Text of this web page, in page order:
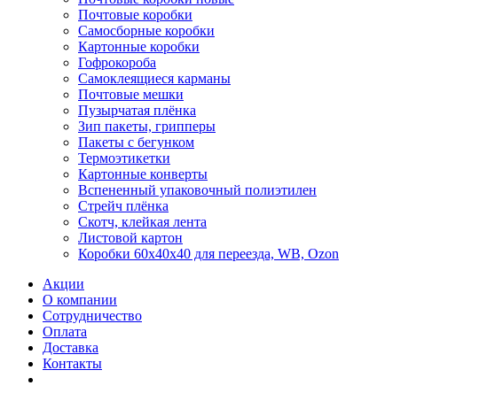
Почтовые коробки
Самосборные коробки
Картонные коробки
Гофрокороба
Самоклеящиеся карманы
Почтовые мешки
Пузырчатая плёнка
Зип пакеты, грипперы
Пакеты с бегунком
Термоэтикетки
Картонные конверты
Вспененный упаковочный полиэтилен
Стрейч плёнка
Скотч, клейкая лента
Листовой картон
Коробки 60х40х40 для переезда, WB, Ozon
Акции
О компании
Сотрудничество
Оплата
Доставка
Контакты